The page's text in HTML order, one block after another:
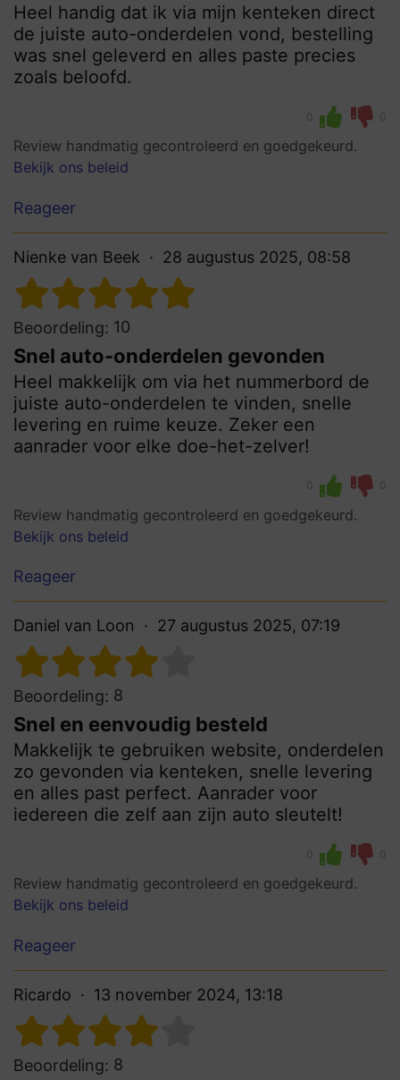
Heel handig dat ik via mijn kenteken direct
de juiste auto-onderdelen vond, bestelling
was snel geleverd en alles paste precies
zoals beloofd.
0 0
Review handmatig gecontroleerd en goedgekeurd.
Bekijk ons beleid
Reageer
Nienke van Beek 28 augustus 2025, 08:58
Beoordeling: 10
Snel auto-onderdelen gevonden
Heel makkelijk om via het nummerbord de
juiste auto-onderdelen te vinden, snelle
levering en ruime keuze. Zeker een
aanrader voor elke doe-het-zelver!
0 0
Review handmatig gecontroleerd en goedgekeurd.
Bekijk ons beleid
Reageer
Daniel van Loon 27 augustus 2025, 07:19
Beoordeling: 8
Snel en eenvoudig besteld
Makkelijk te gebruiken website, onderdelen
zo gevonden via kenteken, snelle levering
en alles past perfect. Aanrader voor
iedereen die zelf aan zijn auto sleutelt!
0 0
Review handmatig gecontroleerd en goedgekeurd.
Bekijk ons beleid
Reageer
Ricardo 13 november 2024, 13:18
Beoordeling: 8